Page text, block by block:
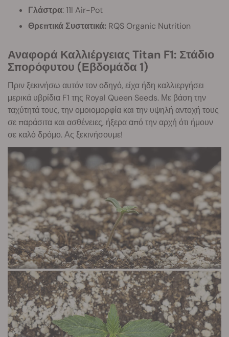
Γλάστρα: 11l Air-Pot
Θρεπτικά Συστατικά: RQS Organic Nutrition
Αναφορά Καλλιέργειας Titan F1: Στάδιο
Σπορόφυτου (Εβδομάδα 1)
Πριν ξεκινήσω αυτόν τον οδηγό, είχα ήδη καλλιεργήσει
μερικά υβρίδια F1 της Royal Queen Seeds. Με βάση την
ταχύτητά τους, την ομοιομορφία και την υψηλή αντοχή τους
σε παράσιτα και ασθένειες, ήξερα από την αρχή ότι ήμουν
σε καλό δρόμο. Ας ξεκινήσουμε!